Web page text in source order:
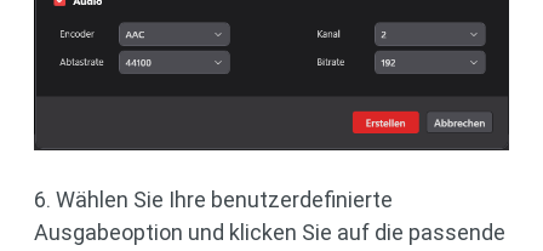
6. Wählen Sie Ihre benutzerdefinierte
Ausgabeoption und klicken Sie auf die passende